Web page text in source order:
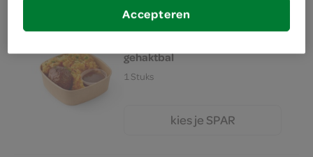
gehaktbal
1 Stuks
kies je SPAR
Accepteren